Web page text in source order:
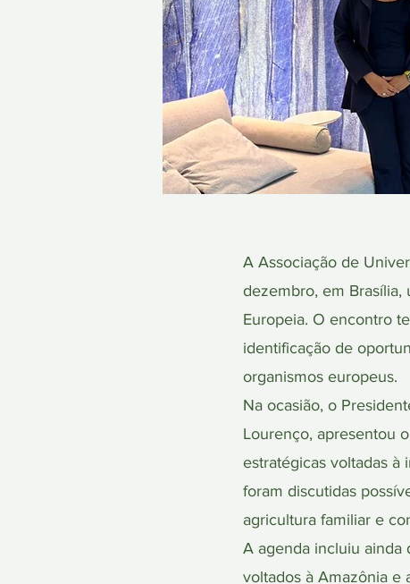
A Associação de
dezembro, em Brasília,
Europeia. O encontro
identificação de
organismos europeus.
Na ocasião, o
Lourenço, apresentou
estratégicas voltadas à
foram discutidas
agricultura familiar e
A agenda incluiu ainda
voltados à Amazônia e